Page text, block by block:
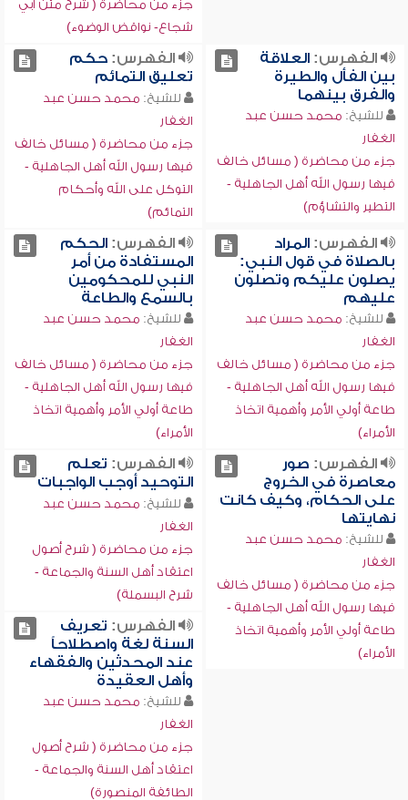
جزء من محاضرة ( شرح متن أبي
شجاع- نواقض الوضوء)
الفهرس:العلاقة
بين الفأل والطيرة
والفرق بينهما
للشيخ: محمد حسن عبد
الغفار
جزء من محاضرة ( مسائل خالف
فيها رسول الله أهل الجاهلية -
التطير والتشاؤم)
الفهرس:حكم
تعليق التمائم
للشيخ: محمد حسن عبد
الغفار
جزء من محاضرة ( مسائل خالف
فيها رسول الله أهل الجاهلية -
التوكل على الله وأحكام
التمائم)
الفهرس:المراد
بالصلاة في قول النبي:
يصلون عليكم وتصلون
عليهم
للشيخ: محمد حسن عبد
الغفار
جزء من محاضرة ( مسائل خالف
فيها رسول الله أهل الجاهلية -
طاعة أولي الأمر وأهمية اتخاذ
الأمراء)
الفهرس:الحكم
المستفادة من أمر
النبي للمحكومين
بالسمع والطاعة
للشيخ: محمد حسن عبد
الغفار
جزء من محاضرة ( مسائل خالف
فيها رسول الله أهل الجاهلية -
طاعة أولي الأمر وأهمية اتخاذ
الأمراء)
الفهرس: صور
معاصرة في الخروج
على الحكام، وكيف كانت
نهايتها
للشيخ: محمد حسن عبد
الغفار
جزء من محاضرة ( مسائل خالف
فيها رسول الله أهل الجاهلية -
طاعة أولي الأمر وأهمية اتخاذ
الأمراء)
الفهرس: تعلم
التوحيد أوجب الواجبات
للشيخ: محمد حسن عبد
الغفار
جزء من محاضرة ( شرح أصول
اعتقاد أهل السنة والجماعة -
شرح البسملة)
الفهرس: تعريف
السنة لغة واصطلاحاً
عند المحدثين والفقهاء
وأهل العقيدة
للشيخ: محمد حسن عبد
الغفار
جزء من محاضرة ( شرح أصول
اعتقاد أهل السنة والجماعة -
الطائفة المنصورة)